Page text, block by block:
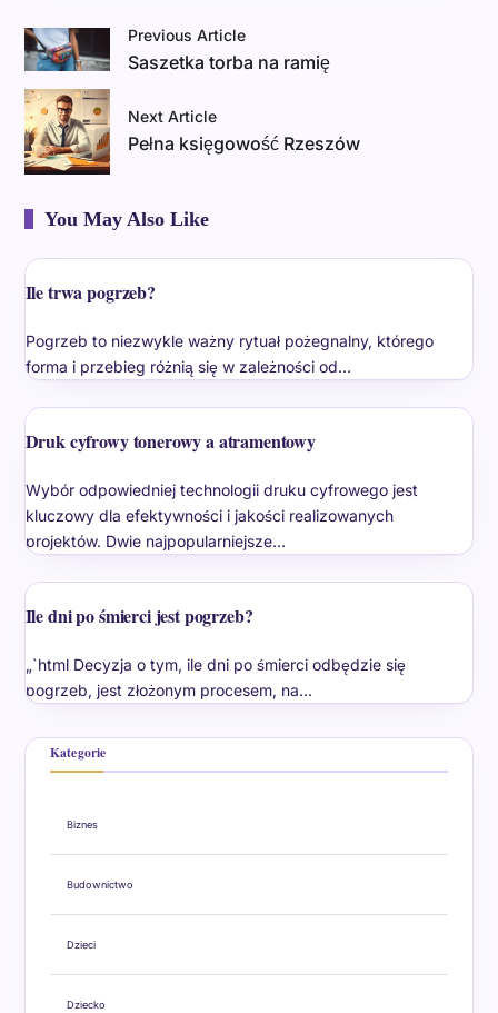
Previous Article
Saszetka torba na ramię
Next Article
Pełna księgowość Rzeszów
You May Also Like
Ile trwa pogrzeb?
Pogrzeb to niezwykle ważny rytuał pożegnalny, którego
forma i przebieg różnią się w zależności od…
Druk cyfrowy tonerowy a atramentowy
Wybór odpowiedniej technologii druku cyfrowego jest
kluczowy dla efektywności i jakości realizowanych
projektów. Dwie najpopularniejsze…
Ile dni po śmierci jest pogrzeb?
„`html Decyzja o tym, ile dni po śmierci odbędzie się
pogrzeb, jest złożonym procesem, na…
Kategorie
Biznes
Budownictwo
Dzieci
Dziecko